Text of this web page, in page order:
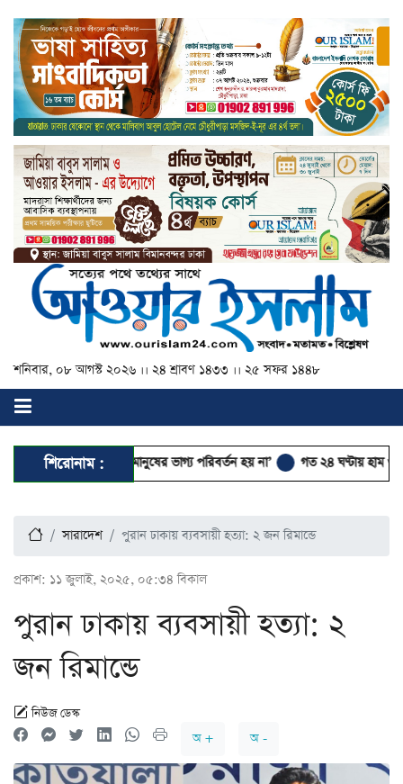
শনিবার, ০৮ আগস্ট ২০২৬ ।। ২৪ শ্রাবণ ১৪৩৩ ।। ২৫ সফর ১৪৪৮
শিরোনাম :
যায়, কিন্তু মানুষের ভাগ্য পরিবর্তন হয় না’ গত ২৪ ঘণ্টায় হাম ও হাম
সারাদেশ পুরান ঢাকায় ব্যবসায়ী হত্যা: ২ জন রিমান্ডে
প্রকাশ: ১১ জুলাই, ২০২৫, ০৫:৩৪ বিকাল
পুরান ঢাকায় ব্যবসায়ী হত্যা: ২
জন রিমান্ডে
নিউজ ডেস্ক
অ +
অ -